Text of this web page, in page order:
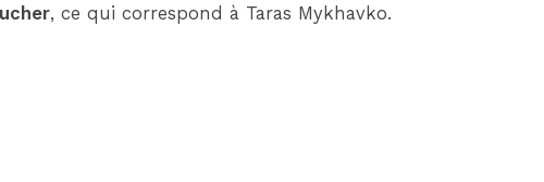
, ce qui correspond à Taras Mykhavko.